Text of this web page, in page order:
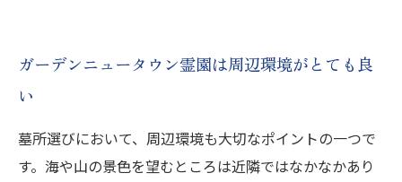
ガーデンニュータウン霊園は周辺環境がとても良
い
墓所選びにおいて、周辺環境も大切なポイントの一つで
す。海や山の景色を望むところは近隣ではなかなかあり